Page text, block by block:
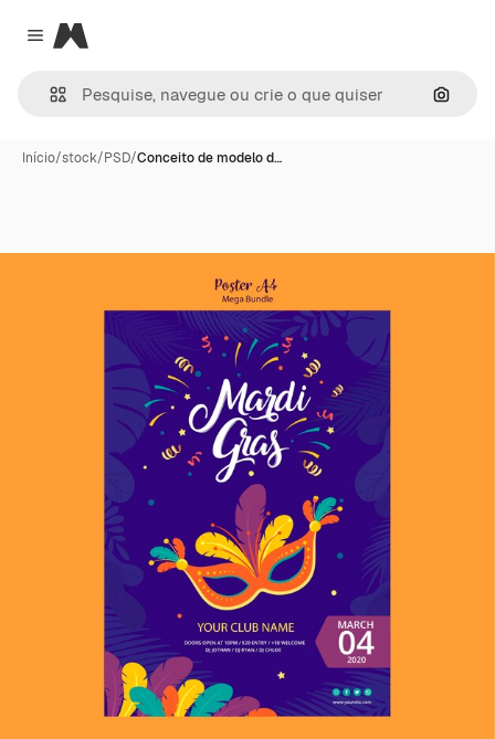
Close menu
Magnific
Início/stock/PSD/Conceito de modelo d…